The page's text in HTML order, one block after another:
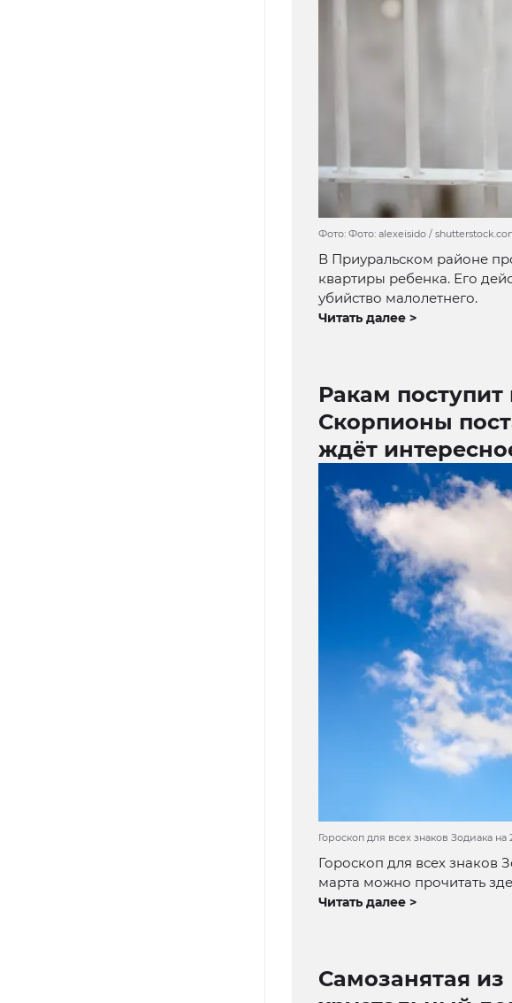
Фото: Фото: alexeisido /
В Приуральском районе
квартиры ребенка. Его
убийство малолетнего.
Читать далее >
Ракам
Скорпионы
ждёт
Гороскоп для всех знаков Зодиака
Гороскоп для всех знаков
марта можно прочитать
Читать далее >
Самозанятая